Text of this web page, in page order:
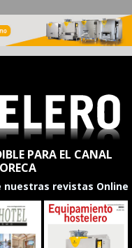
PARA EL CANAL
nuestras revistas Online